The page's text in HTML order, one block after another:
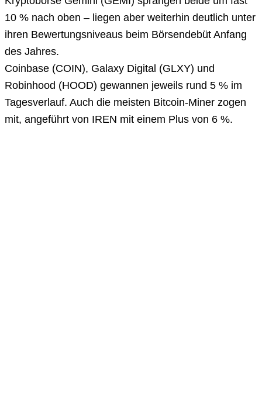
10 % nach oben – liegen aber weiterhin deutlich unter
ihren Bewertungsniveaus beim Börsendebüt Anfang
des Jahres.
Coinbase (COIN), Galaxy Digital (GLXY) und
Robinhood (HOOD) gewannen jeweils rund 5 % im
Tagesverlauf. Auch die meisten Bitcoin-Miner zogen
mit, angeführt von IREN mit einem Plus von 6 %.